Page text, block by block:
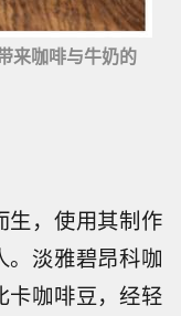
来咖啡与牛奶的
生，使用其制作
。淡雅碧昂科咖
卡咖啡豆，经轻